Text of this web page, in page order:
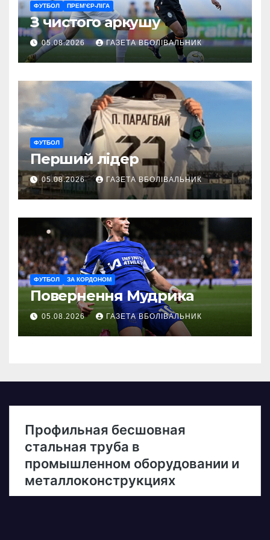
ФУТБОЛ ПРЕМ’ЄР-ЛІГА
З чистого аркушу
05.08.2026 ГАЗЕТА ВБОЛІВАЛЬНИК
ФУТБОЛ
Перший лідер
05.08.2026 ГАЗЕТА ВБОЛІВАЛЬНИК
ФУТБОЛ ЗА КОРДОНОМ
Повернення Мудрика
05.08.2026 ГАЗЕТА ВБОЛІВАЛЬНИК